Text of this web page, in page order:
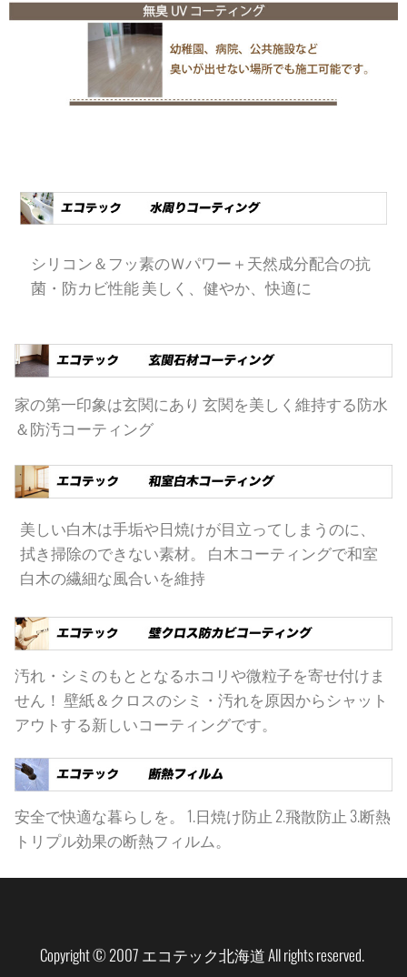
シリコン＆フッ素のＷパワー＋天然成分配合の抗
菌・防カビ性能 美しく、健やか、快適に
家の第一印象は玄関にあり 玄関を美しく維持する防水
＆防汚コーティング
美しい白木は手垢や日焼けが目立ってしまうのに、
拭き掃除のできない素材。 白木コーティングで和室
白木の繊細な風合いを維持
汚れ・シミのもととなるホコリや微粒子を寄せ付けま
せん！ 壁紙＆クロスのシミ・汚れを原因からシャット
アウトする新しいコーティングです。
安全で快適な暮らしを。 1.日焼け防止 2.飛散防止 3.断熱
トリプル効果の断熱フィルム。
Copyright © 2007 エコテック北海道 All rights reserved.